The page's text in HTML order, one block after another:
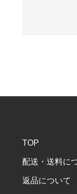
TOP
配送・送料に
返品について